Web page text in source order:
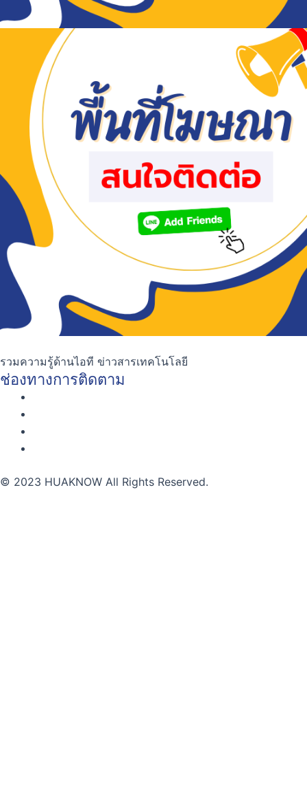
รวมความรู้ด้านไอที ข่าวสารเทคโนโลยี
ช่องทางการติดตาม
© 2023 HUAKNOW All Rights Reserved.